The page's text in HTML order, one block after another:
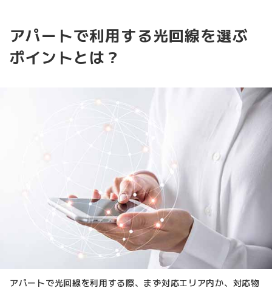
アパートで利用する光回線を選ぶ
ポイントとは？
アパートで光回線を利用する際、まず対応エリア内か、対応物